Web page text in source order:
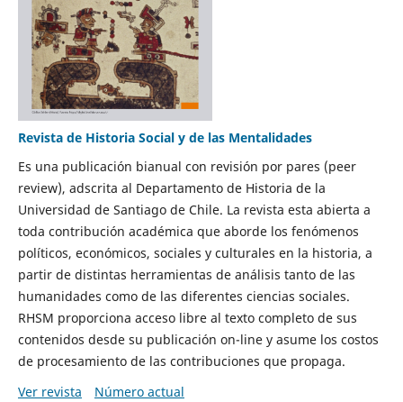
Revista de Historia Social y de las Mentalidades
Es una publicación bianual con revisión por pares (peer
review), adscrita al Departamento de Historia de la
Universidad de Santiago de Chile. La revista esta abierta a
toda contribución académica que aborde los fenómenos
políticos, económicos, sociales y culturales en la historia, a
partir de distintas herramientas de análisis tanto de las
humanidades como de las diferentes ciencias sociales.
RHSM proporciona acceso libre al texto completo de sus
contenidos desde su publicación on-line y asume los costos
de procesamiento de las contribuciones que propaga.
Ver revista
Número actual